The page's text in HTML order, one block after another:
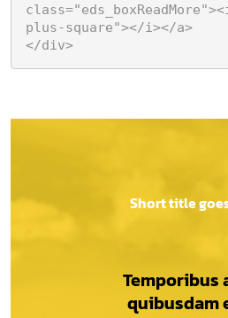
plus-square"></i></a>
</div>
Short title
Temporibus
quibusdam